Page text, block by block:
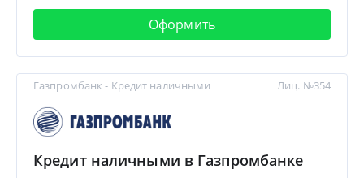
Оформить
Газпромбанк - Кредит наличными
Кредит наличными в Газпромбанке
Лиц. №354